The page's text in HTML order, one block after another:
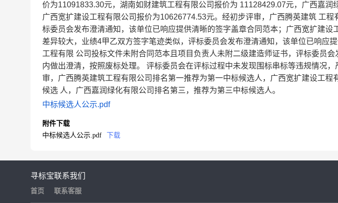
价为11091833.30元，湖南如财建筑工程有限公司报价为 11128429.07元，广西嘉润
广西宽扩建设工程有限公司报价为10626774.53元。经初步评审，广西腾英建筑 工
标委员会发布澄清通知，该单位已响应提供清晰的签字盖章合同范本；广西宽扩建设
差异较大，业绩4甲乙双方签字笔迹类似，评标委员会发布澄清通知，该单位已响应
工程有限 公司投标文件未附合同范本且项目负责人未附二级建造师证书，评标委员
内做出澄清，按照废标处理。 评标委员会在评标过程中未发现围标串标等违规情况
审，广西腾英建筑工程有限公司排名第一推荐为第一中标候选人，广西宽扩建设工程
候选 人，广西嘉润绿化有限公司排名第三，推荐为第三中标候选人。
中标候选人公示.pdf
附件下载
中标候选人公示.pdf
下载
寻标宝
首页
联系我们
联系客服